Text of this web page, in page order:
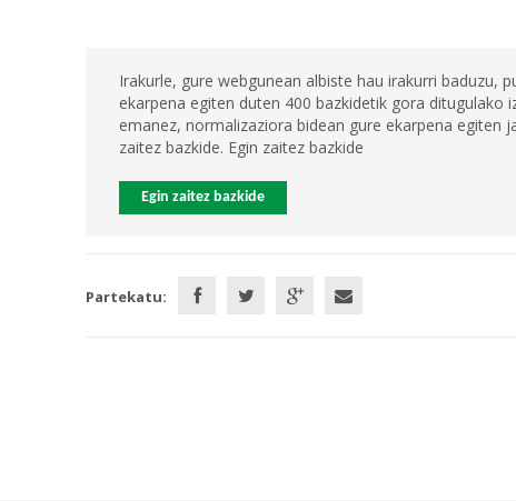
Irakurle, gure webgunean albiste hau irakurri baduzu,
ekarpena egiten duten 400 bazkidetik gora ditugulako
emanez, normalizaziora bidean gure ekarpena egiten
zaitez bazkide. Egin zaitez bazkide
Egin zaitez bazkide
Partekatu: